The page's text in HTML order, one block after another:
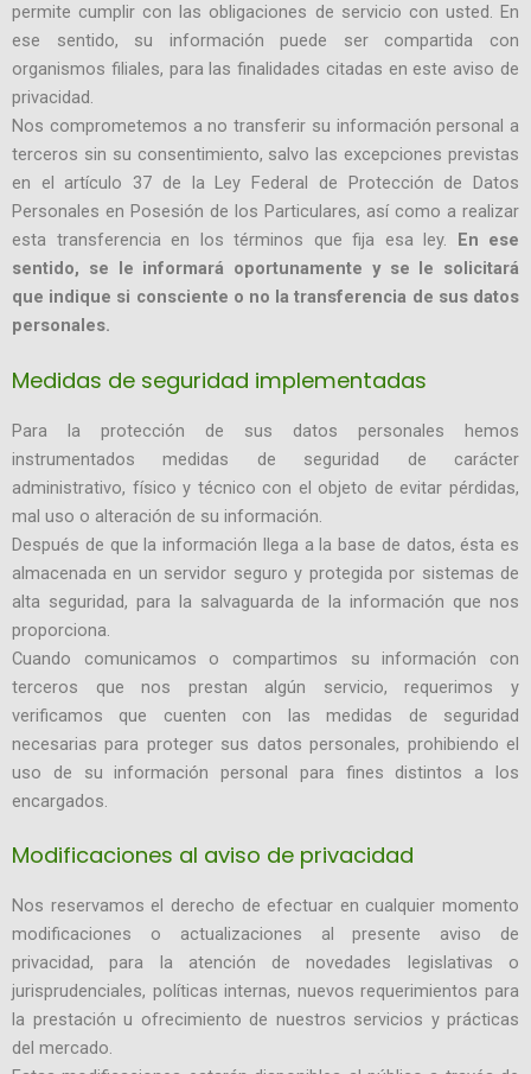
permite cumplir con las obligaciones de servicio con usted. En
ese sentido, su información puede ser compartida con
organismos filiales, para las finalidades citadas en este aviso de
privacidad.
Nos comprometemos a no transferir su información personal a
terceros sin su consentimiento, salvo las excepciones previstas
en el artículo 37 de la Ley Federal de Protección de Datos
Personales en Posesión de los Particulares, así como a realizar
esta transferencia en los términos que fija esa ley.
En ese
sentido, se le informará oportunamente y se le solicitará
que indique si consciente o no la transferencia de sus datos
personales.
Medidas de seguridad implementadas
Para la protección de sus datos personales hemos
instrumentados medidas de seguridad de carácter
administrativo, físico y técnico con el objeto de evitar pérdidas,
mal uso o alteración de su información.
Después de que la información llega a la base de datos, ésta es
almacenada en un servidor seguro y protegida por sistemas de
alta seguridad, para la salvaguarda de la información que nos
proporciona.
Cuando comunicamos o compartimos su información con
terceros que nos prestan algún servicio, requerimos y
verificamos que cuenten con las medidas de seguridad
necesarias para proteger sus datos personales, prohibiendo el
uso de su información personal para fines distintos a los
encargados.
Modificaciones al aviso de privacidad
Nos reservamos el derecho de efectuar en cualquier momento
modificaciones o actualizaciones al presente aviso de
privacidad, para la atención de novedades legislativas o
jurisprudenciales, políticas internas, nuevos requerimientos para
la prestación u ofrecimiento de nuestros servicios y prácticas
del mercado.